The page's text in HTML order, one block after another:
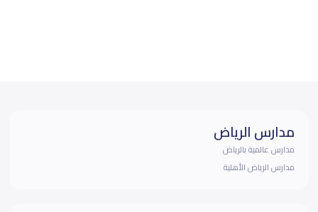
مدارس الرياض
مدارس عالمية بالرياض
مدارس الرياض الأهلية